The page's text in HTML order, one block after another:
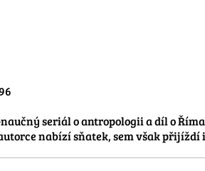
seriál o antropologii a díl o
nabízí sňatek, sem však